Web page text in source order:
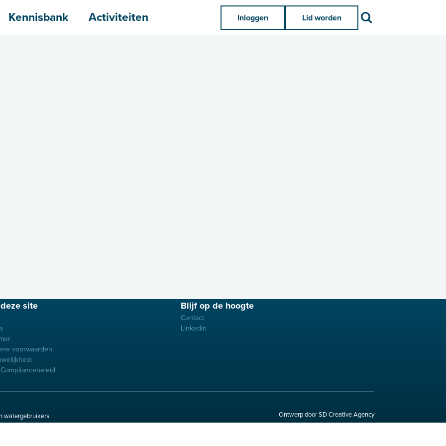
Kennisbank Activiteiten Inloggen Lid worden
site
voorwaarden
Blijf op de hoogte
Contact
LinkedIn
watergebruikers Ontwerp door SD Creative Agency